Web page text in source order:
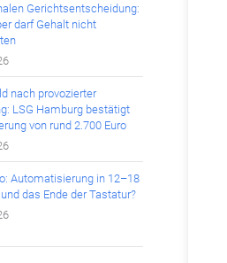
Gerichtsentscheidung:
darf Gehalt nicht
nach provozierter
LSG Hamburg bestätigt
von rund 2.700 Euro
Automatisierung in 12–18
das Ende der Tastatur?